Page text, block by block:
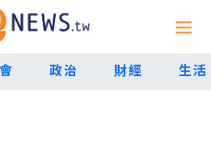
政治 財經 生活